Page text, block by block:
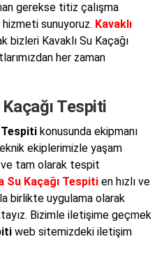
gerekse titiz çalışma
sunuyoruz. Kavaklı
bizleri Kavaklı Su Kaçağı
her zaman
Tespiti
Tespiti konusunda ekipmanı
ekiplerimizle yaşam
ve tam olarak tespit
Su Kaçağı Tespiti en hızlı ve
birlikte uygulama olarak
Bizimle iletişime geçmek
web sitemizdeki iletişim